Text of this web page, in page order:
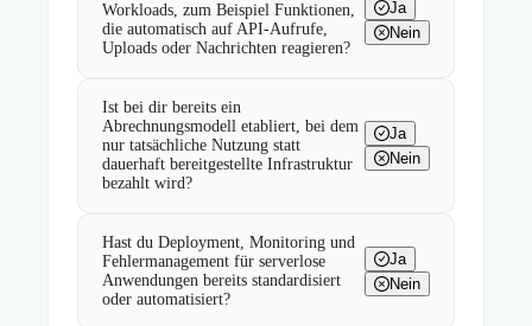
Workloads, zum Beispiel Funktionen,
die automatisch auf API-Aufrufe,
Uploads oder Nachrichten reagieren?
Ja
Nein
Ist bei dir bereits ein
Abrechnungsmodell etabliert, bei dem
nur tatsächliche Nutzung statt
dauerhaft bereitgestellte Infrastruktur
bezahlt wird?
Ja
Nein
Hast du Deployment, Monitoring und
Fehlermanagement für serverlose
Anwendungen bereits standardisiert
oder automatisiert?
Ja
Nein